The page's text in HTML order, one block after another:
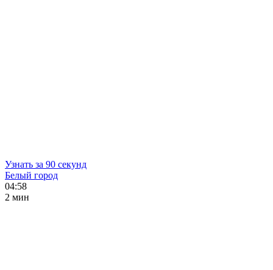
Узнать за 90 секунд
Белый город
04:58
2 мин